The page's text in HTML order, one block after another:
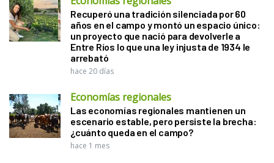
Recuperó una tradición silenciada por 60
años en el campo y montó un espacio único:
un proyecto que nació para devolverle a
Entre Ríos lo que una ley injusta de 1934 le
arrebató
hace 20 días
Economías regionales
Las economías regionales mantienen un
escenario estable, pero persiste la brecha:
¿cuánto queda en el campo?
hace 1 mes